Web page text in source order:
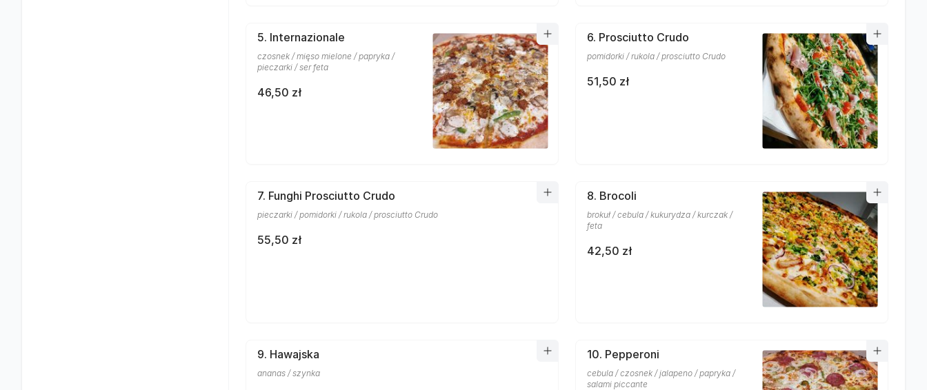
5. Internazionale
czosnek / mięso mielone / papryka /
pieczarki / ser feta
46,50 zł
6. Prosciutto Crudo
pomidorki / rukola / prosciutto Crudo
51,50 zł
7. Funghi Prosciutto Crudo
pieczarki / pomidorki / rukola / prosciutto Crudo
55,50 zł
8. Brocoli
brokuł / cebula / kukurydza / kurczak /
feta
42,50 zł
9. Hawajska
ananas / szynka
10. Pepperoni
cebula / czosnek / jalapeno / papryka /
salami piccante